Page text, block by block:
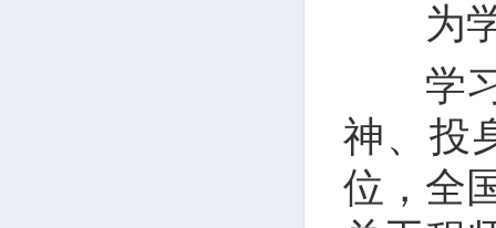
为学
学习
神、投
位，全